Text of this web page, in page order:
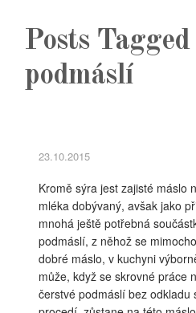
Posts
podmáslí
23.10.2015
Kromě sýra jest zajisté máslo
mléka dobývaný, avšak jako
mnohá ještě potřebná
podmáslí, z něhož se
dobré máslo, v kuchyni
může, když se skrovné práce
čerstvé podmáslí bez odkladu